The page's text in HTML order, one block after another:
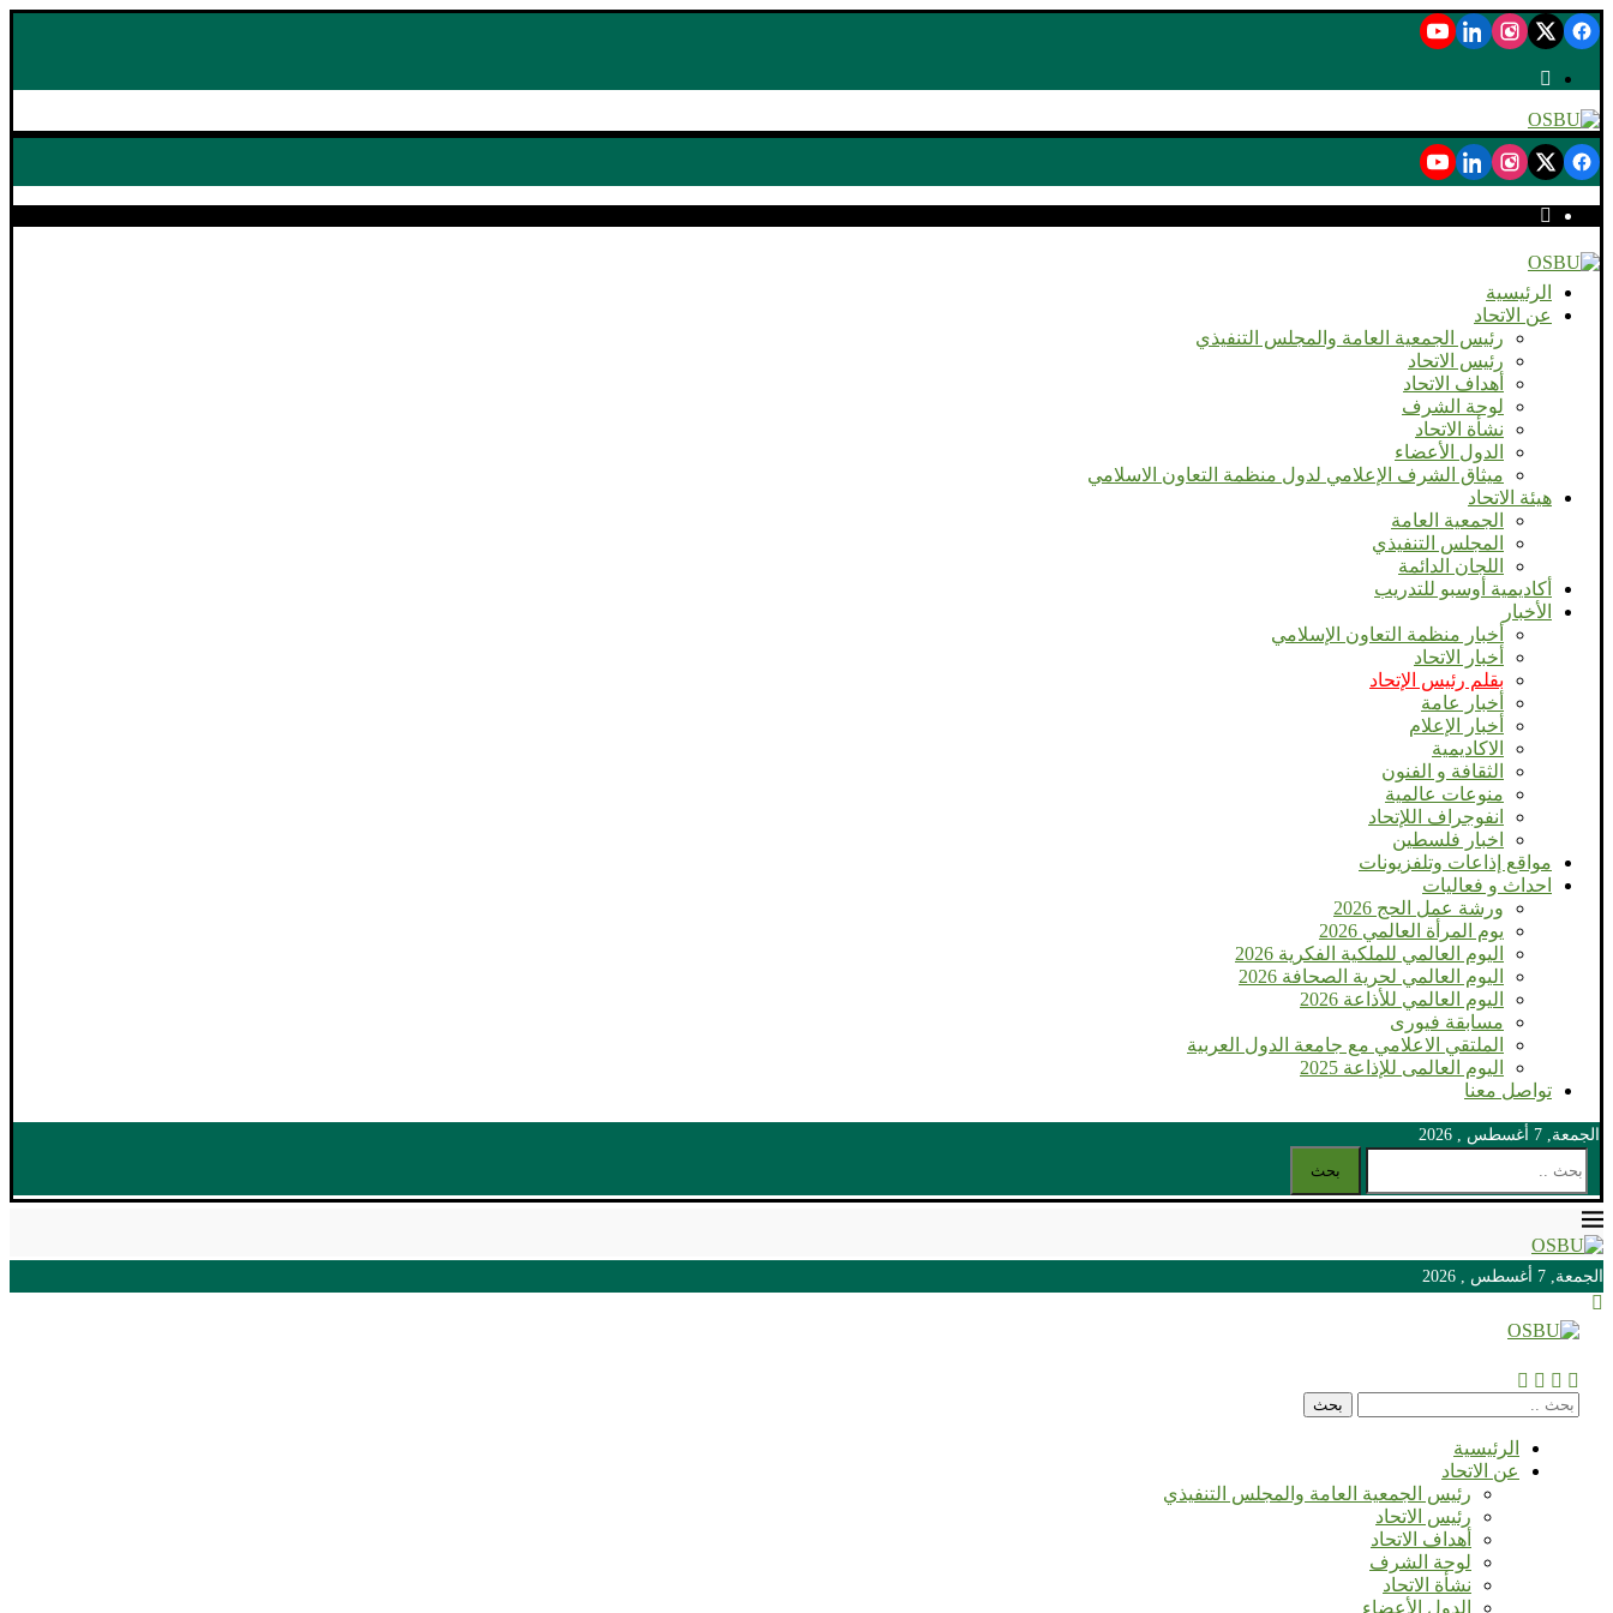
الرئيسية
عن الاتحاد
رئيس الجمعية العامة والمجلس التنفيذي
رئيس الاتحاد
أهداف الاتحاد
لوحة الشرف
نشأة الاتحاد
الدول الأعضاء
ميثاق الشرف الإعلامي لدول منظمة التعاون الاسلامي
هيئة الاتحاد
الجمعية العامة
المجلس التنفيذي
اللجان الدائمة
أكاديمية أوسبو للتدريب
الأخبار
أخبار منظمة التعاون الإسلامي
أخبار الاتحاد
بقلم رئيس الإتحاد
أخبار عامة
أخبار الإعلام
الاكاديمية
الثقافة و الفنون
منوعات عالمية
انفوجراف اللإتحاد
اخبار فلسطين
مواقع إذاعات وتلفزيونات
احداث و فعاليات
ورشة عمل الحج 2026
يوم المرأة العالمي 2026
اليوم العالمي للملكية الفكرية 2026
اليوم العالمي لحرية الصحافة 2026
اليوم العالمي للأذاعة 2026
مسابقة فيورى
الملتقي الاعلامي مع جامعة الدول العربية
اليوم العالمى للإذاعة 2025
تواصل معنا
الجمعة, 7 أغسطس , 2026
بحث
الجمعة, 7 أغسطس , 2026
بحث
الرئيسية
عن الاتحاد
رئيس الجمعية العامة والمجلس التنفيذي
رئيس الاتحاد
أهداف الاتحاد
لوحة الشرف
نشأة الاتحاد
الدول الأعضاء